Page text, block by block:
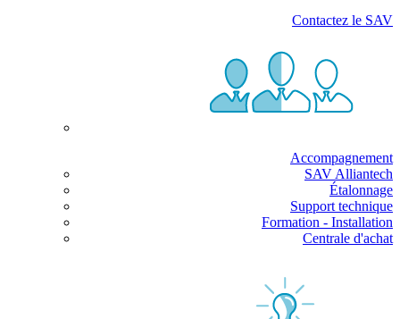
Contactez le SAV
Accompagnement
SAV Alliantech
Étalonnage
Support technique
Formation - Installation
Centrale d'achat